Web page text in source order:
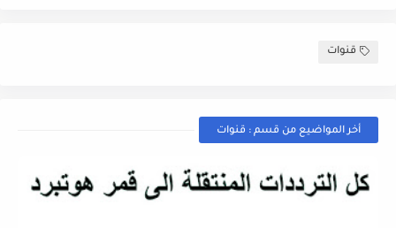
قنوات
أخر المواضيع من قسم : قنوات